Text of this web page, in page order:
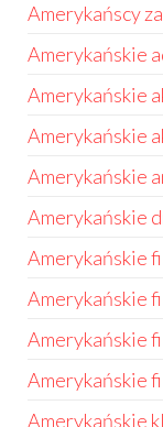
Amerykańscy
Amerykańskie
Amerykańskie
Amerykańskie
Amerykańskie
Amerykańskie
Amerykańskie
Amerykańskie
Amerykańskie
Amerykańskie
Amerykańskie